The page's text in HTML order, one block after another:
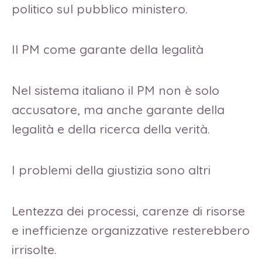
politico sul pubblico ministero.
Il PM come garante della legalità
Nel sistema italiano il PM non è solo
accusatore, ma anche garante della
legalità e della ricerca della verità.
I problemi della giustizia sono altri
Lentezza dei processi, carenze di risorse
e inefficienze organizzative resterebbero
irrisolte.